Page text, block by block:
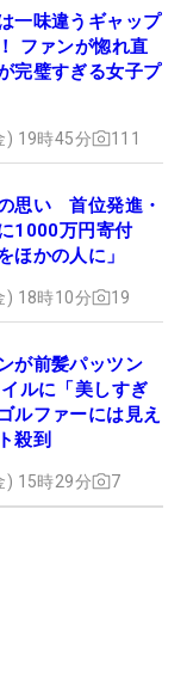
一味違うギャップ
ファンが惚れ直
完璧すぎる女子プ
) 19時45分 111
思い 首位発進・
1000万円寄付
ほかの人に」
) 18時10分 19
が前髪パッツン
ルに「美しすぎ
ルファーには見え
殺到
) 15時29分 7